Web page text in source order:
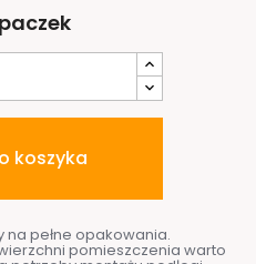
koszyka
pełne opakowania.
pomieszczenia warto